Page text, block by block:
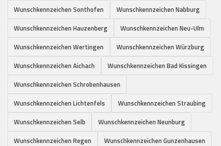
Wunschkennzeichen Sonthofen
Wunschkennzeichen Nabburg
Wunschkennzeichen Hauzenberg
Wunschkennzeichen Neu-Ulm
Wunschkennzeichen Wertingen
Wunschkennzeichen Würzburg
Wunschkennzeichen Aichach
Wunschkennzeichen Bad Kissingen
Wunschkennzeichen Schrobenhausen
Wunschkennzeichen Lichtenfels
Wunschkennzeichen Straubing
Wunschkennzeichen Selb
Wunschkennzeichen Neunburg
Wunschkennzeichen Regen
Wunschkennzeichen Gunzenhausen